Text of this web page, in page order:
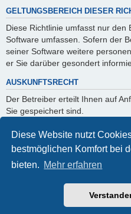
Diese Website nutzt
bestmöglichen Komfort bei
bieten. Mehr erfahren
GELTUNGSBEREICH DIESER
Diese Richtlinie umfasst nur den
Software umfassen. Sofern der
seiner Software weitere
er Sie darüber gesondert
AUSKUNFTSRECHT
Der Betreiber erteilt Ihnen auf
Sie gespeichert sind.
Sie können jederzeit die
verlangen. Kontaktieren Sie
Powered byphpBB®